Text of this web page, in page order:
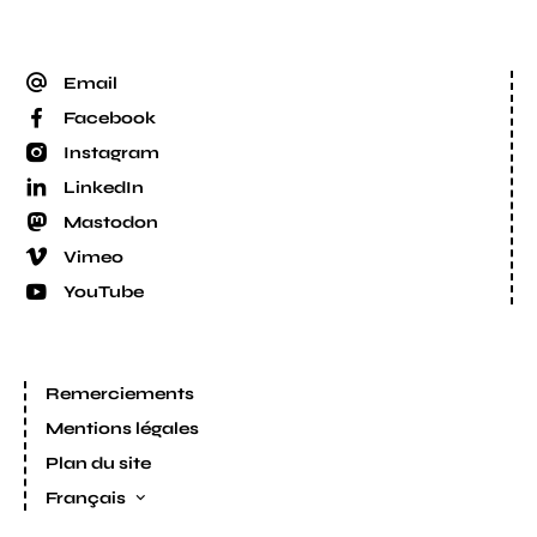
Email
Facebook
Instagram
LinkedIn
Mastodon
Vimeo
YouTube
Remerciements
Mentions légales
Plan du site
Français